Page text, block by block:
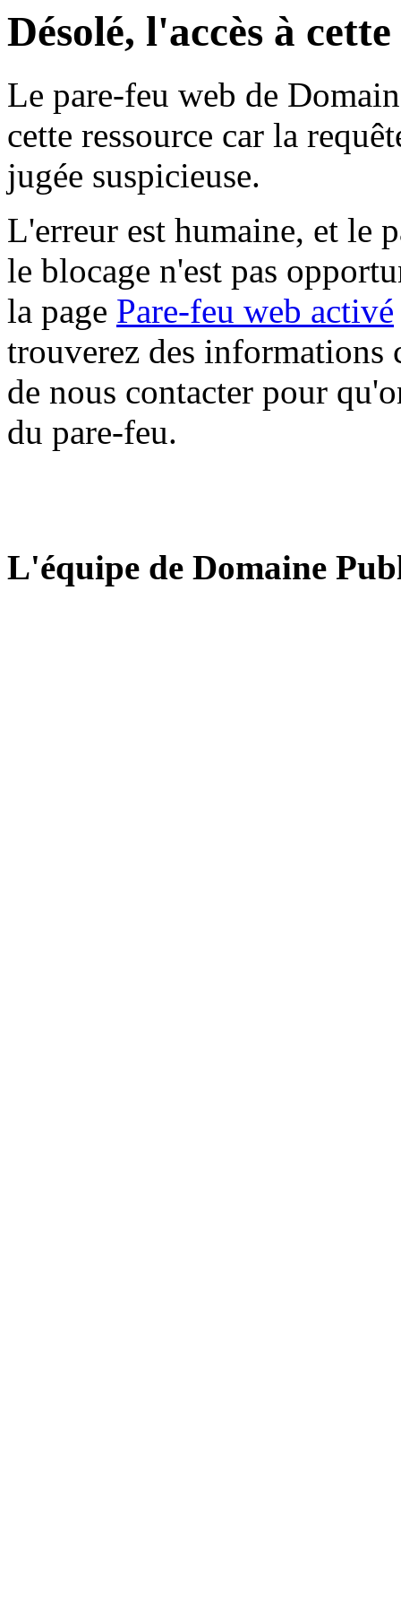
Désolé, l'accès à
Le pare-feu web de
cette ressource car la
jugée suspicieuse.
L'erreur est humaine, et le
le blocage n'est pas
la page Pare-feu web activé
trouverez des informations
de nous contacter pour
du pare-feu.
L'équipe de Domaine